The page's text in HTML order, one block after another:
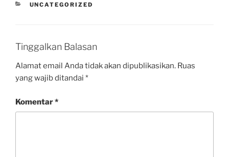
UNCATEGORIZED
Tinggalkan Balasan
Alamat email Anda tidak akan dipublikasikan. Ruas
yang wajib ditandai *
Komentar*